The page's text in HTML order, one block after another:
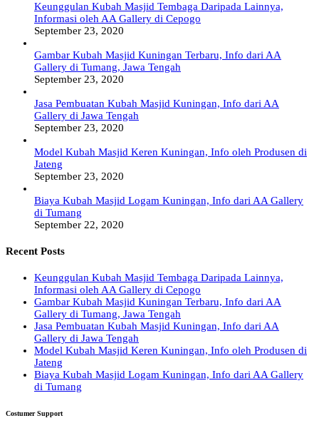
Keunggulan Kubah Masjid Tembaga Daripada Lainnya,
Informasi oleh AA Gallery di Cepogo
September 23, 2020
Gambar Kubah Masjid Kuningan Terbaru, Info dari AA
Gallery di Tumang, Jawa Tengah
September 23, 2020
Jasa Pembuatan Kubah Masjid Kuningan, Info dari AA
Gallery di Jawa Tengah
September 23, 2020
Model Kubah Masjid Keren Kuningan, Info oleh Produsen di
Jateng
September 23, 2020
Biaya Kubah Masjid Logam Kuningan, Info dari AA Gallery
di Tumang
September 22, 2020
Recent Posts
Keunggulan Kubah Masjid Tembaga Daripada Lainnya,
Informasi oleh AA Gallery di Cepogo
Gambar Kubah Masjid Kuningan Terbaru, Info dari AA
Gallery di Tumang, Jawa Tengah
Jasa Pembuatan Kubah Masjid Kuningan, Info dari AA
Gallery di Jawa Tengah
Model Kubah Masjid Keren Kuningan, Info oleh Produsen di
Jateng
Biaya Kubah Masjid Logam Kuningan, Info dari AA Gallery
di Tumang
Costumer Support